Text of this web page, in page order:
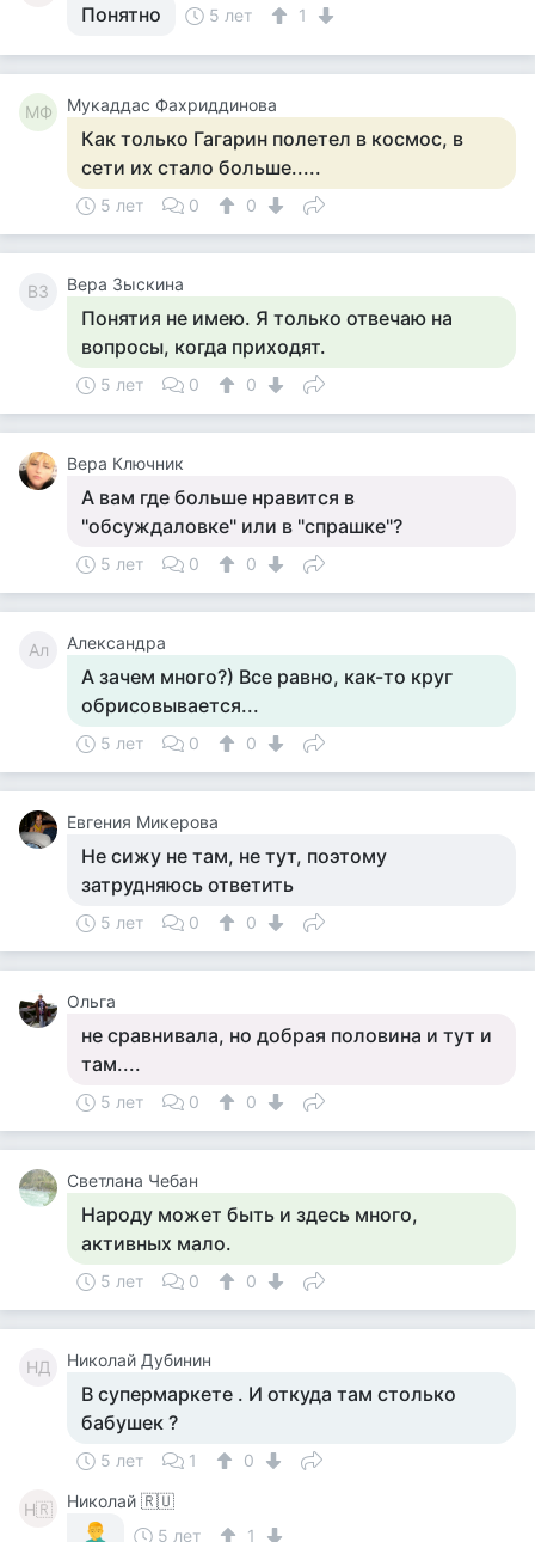
Понятно 5 лет 1
МФ Мукаддас Фахриддинова
Как только Гагарин полетел в космос, в
сети их стало больше.....
5 лет 0 0
ВЗ Вера Зыскина
Понятия не имею. Я только отвечаю на
вопросы, когда приходят.
5 лет 0 0
Вера Ключник
А вам где больше нравится в
"обсуждаловке" или в "спрашке"?
5 лет 0 0
Ал Александра
А зачем много?) Все равно, как-то круг
обрисовывается...
5 лет 0 0
Евгения Микерова
Не сижу не там, не тут, поэтому
затрудняюсь ответить
5 лет 0 0
Ольга
не сравнивала, но добрая половина и тут и
там....
5 лет 0 0
Светлана Чебан
Народу может быть и здесь много,
активных мало.
5 лет 0 0
НД Николай Дубинин
В супермаркете . И откуда там столько
бабушек ?
5 лет 1 0
Н🇷
Николай 🇷🇺
5 лет
1